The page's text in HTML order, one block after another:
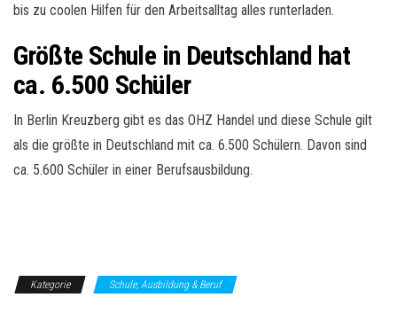
bis zu coolen Hilfen für den Arbeitsalltag alles runterladen.
Größte Schule in Deutschland hat
ca. 6.500 Schüler
In Berlin Kreuzberg gibt es das OHZ Handel und diese Schule gilt
als die größte in Deutschland mit ca. 6.500 Schülern. Davon sind
ca. 5.600 Schüler in einer Berufsausbildung.
Kategorie Schule, Ausbildung & Beruf